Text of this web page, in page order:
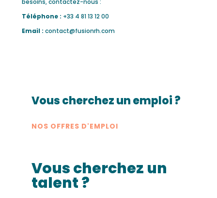
Téléphone : +33 4 81 13 12 00
Email : contact@fusionrh.com
Vous cherchez un emploi ?
NOS OFFRES D'EMPLOI
Vous cherchez un
talent ?